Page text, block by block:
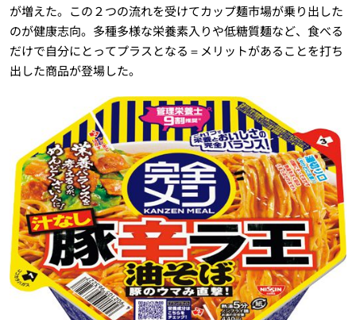
が増えた。この２つの流れを受けてカップ麺市場が乗り出した
のが健康志向。多種多様な栄養素入りや低糖質麺など、食べる
だけで自分にとってプラスとなる＝メリットがあることを打ち
出した商品が登場した。